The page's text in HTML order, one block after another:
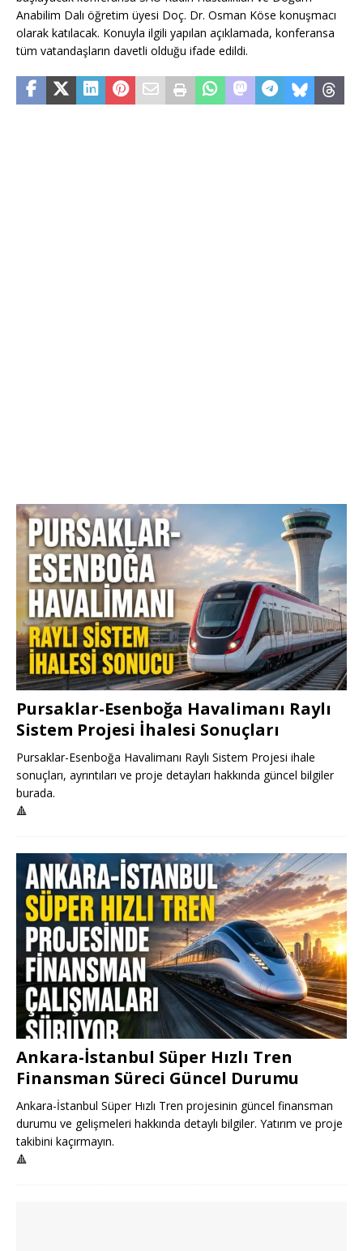
Anabilim Dalı öğretim üyesi Doç. Dr. Osman Köse konuşmacı
olarak katılacak. Konuyla ilgili yapılan açıklamada, konferansa
tüm vatandaşların davetli olduğu ifade edildi.
Pursaklar-Esenboğa Havalimanı Raylı
Sistem Projesi İhalesi Sonuçları
Pursaklar-Esenboğa Havalimanı Raylı Sistem Projesi ihale
sonuçları, ayrıntıları ve proje detayları hakkında güncel bilgiler
burada.
🔺
Ankara-İstanbul Süper Hızlı Tren
Finansman Süreci Güncel Durumu
Ankara-İstanbul Süper Hızlı Tren projesinin güncel finansman
durumu ve gelişmeleri hakkında detaylı bilgiler. Yatırım ve proje
takibini kaçırmayın.
🔺